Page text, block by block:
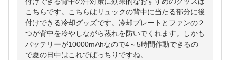
こちらです。こちらはリュックの背中に当たる部分に後
付けできる冷却グッズです。冷却プレートとファンの２
つが背中を冷やしながら蒸れを防いでくれます。しかも
バッテリーが10000mAhなので4～5時間作動できるの
で夏の日中はこれでばっちりですね。